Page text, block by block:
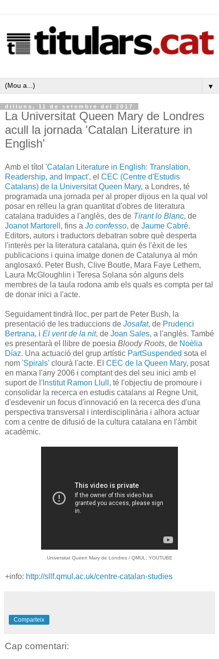
▼
dilluns, 11 de setembre del 2017
La Universitat Queen Mary de Londres
acull la jornada 'Catalan Literature in
English'
Amb el títol 'Catalan Literature in English: Translation,
Readership, and Impact', el CEC (Centre d'Estudis
Catalans) de la Universitat Queen Mary, a Londres, té
programada una jornada per al proper dijous en la qual vol
posar en relleu la gran quantitat d'obres de literatura
catalana traduïdes a l'anglès, des de Tirant lo Blanc, de
Joanot Martorell , fins a Jo confesso, de Jaume Cabré.
Editors, autors i traductors debatran sobre què desperta
l'interès per la literatura catalana, quin és l'èxit de les
publicacions i quina imatge donen de Catalunya al món
anglosaxó. Peter Bush, Clive Boutle, Mara Faye Lethem,
Laura McGloughlin i Teresa Solana són alguns dels
membres de la taula rodona amb els quals es compta per tal
de donar inici a l'acte.
Seguidament tindrà lloc, per part de Peter Bush, la
presentació de les traduccions de Josafat, de Prudenci
Bertrana, i El vent de la nit, de Joan Sales, a l'anglès. També
es presentarà el llibre de poesia Bloody Roots, de Noèlia
Díaz. Una actuació del grup artístic PartSuspended sota el
nom 'Spirals' clourà l'acte. El CEC de la Queen Mary, posat
en marxa l'any 2006 i comptant des del seu inici amb el
suport de l' Institut Ramon Llull , té l'objectiu de promoure i
consolidar la recerca en estudis catalans al Regne Unit,
d'esdevenir un focus d'innovació en la recerca des d'una
perspectiva transversal i interdisciplinària i alhora actuar
com a centre de difusió de la cultura catalana en l'àmbit
acadèmic.
Universitat Queen Mary de Londres / QMUL; YOUTUBE
+info: http://sllf.qmul.ac.uk/centre-catalan-studies
Comparteix
Cap comentari: